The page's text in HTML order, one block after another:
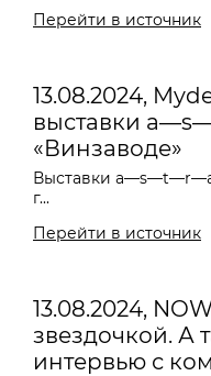
Перейти в источник
13.08.2024,
выставки
«Винзаводе»
Выставки a—s—t—r—a
г...
Перейти в источник
13.08.2024,
звездочкой. А
интервью с